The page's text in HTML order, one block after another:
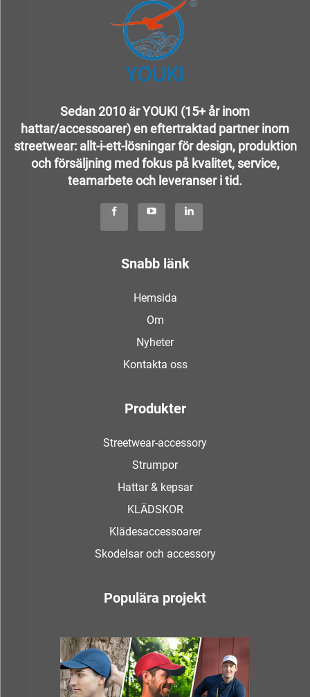
Sedan 2010 är YOUKI (15+ år inom
hattar/accessoarer) en eftertraktad partner inom
streetwear: allt-i-ett-lösningar för design, produktion
och försäljning med fokus på kvalitet, service,
teamarbete och leveranser i tid.
Snabb länk
Hemsida
Om
Nyheter
Kontakta oss
Produkter
Streetwear-accessory
Strumpor
Hattar & kepsar
KLÄDSKOR
Klädesaccessoarer
Skodelsar och accessory
Populära projekt